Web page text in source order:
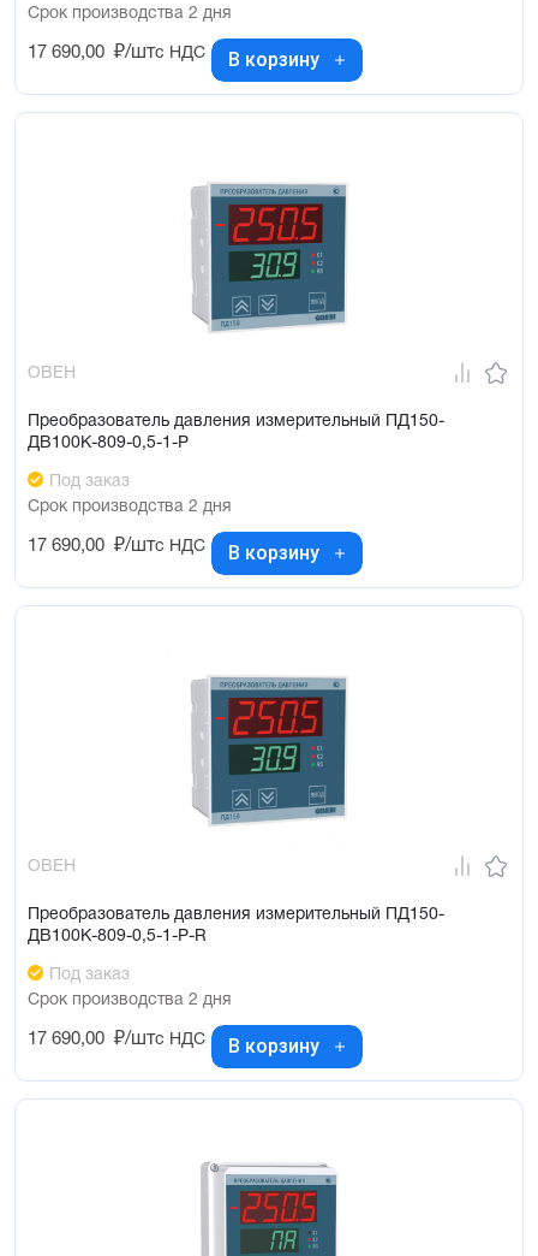
Срок производства 2 дня
17 690,00 ₽/штс НДС В корзину
ОВЕН
Преобразователь давления измерительный ПД150-
ДВ100К-809-0,5-1-Р
Под заказ
Срок производства 2 дня
17 690,00 ₽/штс НДС В корзину
ОВЕН
Преобразователь давления измерительный ПД150-
ДВ100К-809-0,5-1-Р-R
Под заказ
Срок производства 2 дня
17 690,00 ₽/штс НДС В корзину